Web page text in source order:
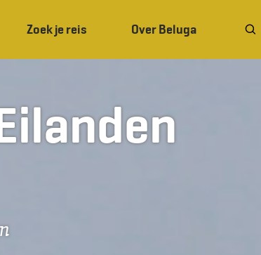
Zoek je reis Over Beluga